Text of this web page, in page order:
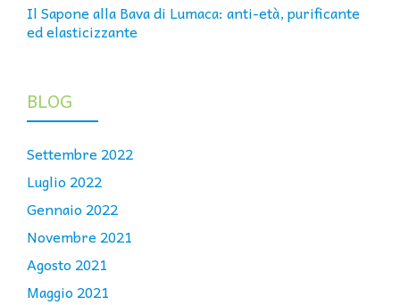
Il Sapone alla Bava di Lumaca: anti-età, purificante
ed elasticizzante
BLOG
Settembre 2022
Luglio 2022
Gennaio 2022
Novembre 2021
Agosto 2021
Maggio 2021